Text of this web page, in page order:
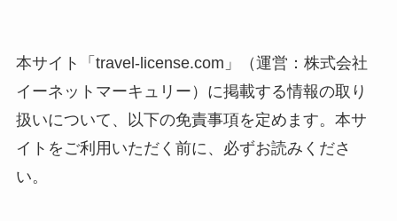
本サイト「travel-license.com」（運営：株式会社
イーネットマーキュリー）に掲載する情報の取り
扱いについて、以下の免責事項を定めます。本サ
イトをご利用いただく前に、必ずお読みくださ
い。